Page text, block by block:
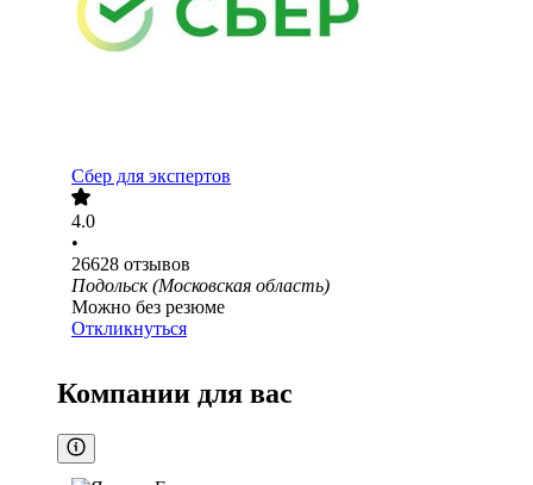
Сбер для экспертов
4.0
•
26628 отзывов
Подольск (Московская область)
Можно без резюме
Откликнуться
Компании для вас